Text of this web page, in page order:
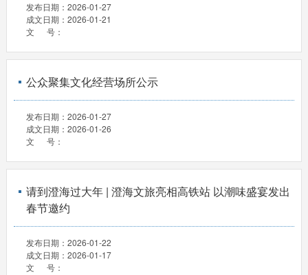
发布日期： 2026-01-27
成文日期： 2026-01-21
文 号：
公众聚集文化经营场所公示
发布日期： 2026-01-27
成文日期： 2026-01-26
文 号：
请到澄海过大年 | 澄海文旅亮相高铁站 以潮味盛宴发出
春节邀约
发布日期： 2026-01-22
成文日期： 2026-01-17
文 号：